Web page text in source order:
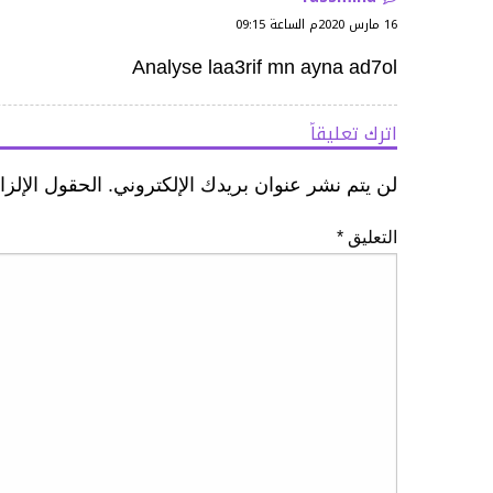
16 مارس 2020م الساعة 09:15
Analyse laa3rif mn ayna ad7ol
اترك تعليقاً
لن يتم نشر عنوان بريدك الإلكتروني. الحقول
التعليق *